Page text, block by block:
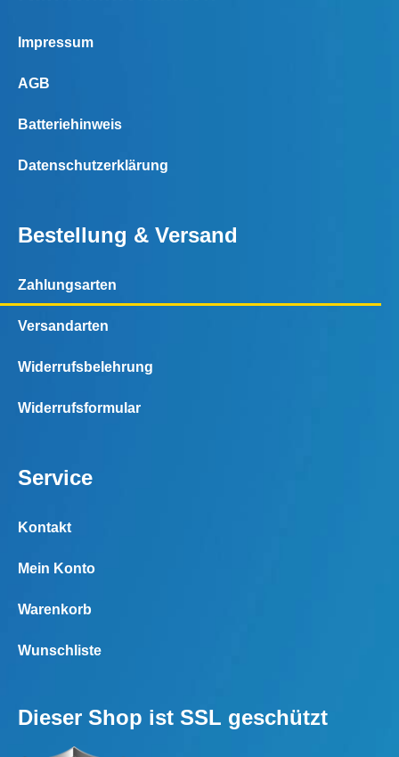
Impressum
AGB
Batteriehinweis
Datenschutzerklärung
Bestellung & Versand
Zahlungsarten
Versandarten
Widerrufsbelehrung
Widerrufsformular
Service
Kontakt
Mein Konto
Warenkorb
Wunschliste
Dieser Shop ist SSL geschützt